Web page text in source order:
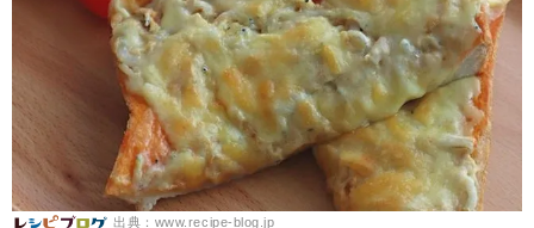
出典：www.recipe-blog.jp